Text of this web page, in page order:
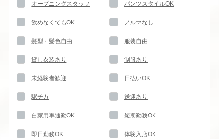
オープニングスタッフ パンツスタイルOK
飲めなくてもOK ノルマなし
髪型・髪色自由 服装自由
貸し衣装あり 制服あり
未経験者歓迎 日払いOK
駅チカ 送迎あり
自家用車通勤OK 短期勤務OK
即日勤務OK 体験入店OK